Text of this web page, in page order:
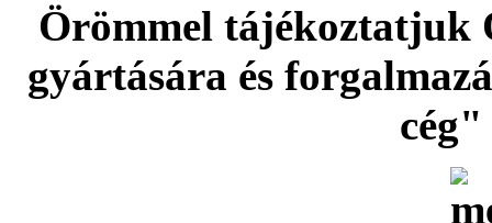
Örömmel tájékoztatjuk
gyártására és